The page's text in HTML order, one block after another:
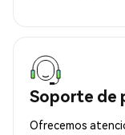
Soporte de
Ofrecemos